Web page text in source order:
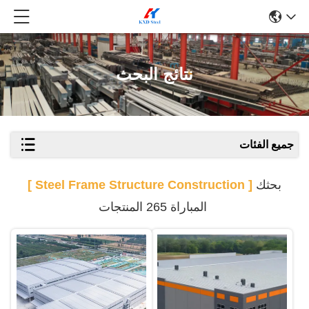
نتائج البحث
جميع الفئات
بحثك [ Steel Frame Structure Construction ]
المباراة 265 المنتجات